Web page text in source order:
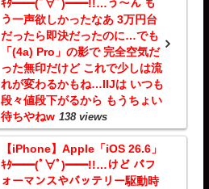
ｷﾀ━━(ﾟ∀ﾟ)━━!!…う～ん も
う一声欲しかったなあ 3万円台
だったら即決だったのに…でも
「(4a) Pro」の影で 完全空気だ
った無印だけど これで少しは流
れが変わるかもね…IIJは いつも
段々値段下がるから もうちょい
待ちやねw 138 views
【iPhone】Apple「iOS 26.6」
ｷﾀ━━(ﾟ∀ﾟ)━━!!…けど パフ
ォーマンスやバッテリー駆動時